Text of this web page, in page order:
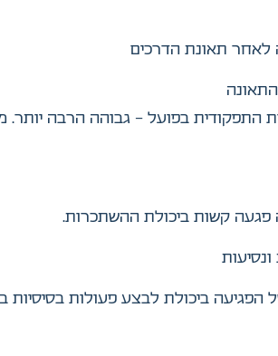
לאחר תאונת הדרכים
בבית המשפט הגיעו ל־24%, אך הנכות
פגעה קשות ביכולת ההשתכרות.
הפגיעה ביכולת לבצע פעולות בסיסיות